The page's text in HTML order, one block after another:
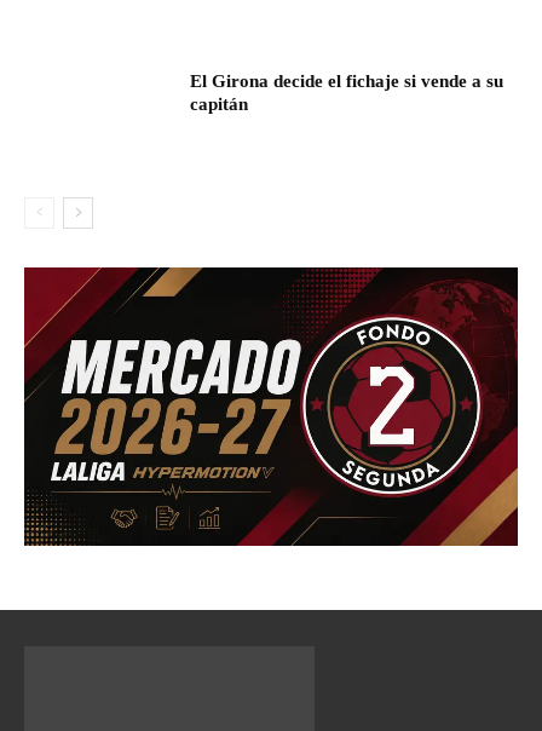
El Girona decide el fichaje si vende a su
capitán